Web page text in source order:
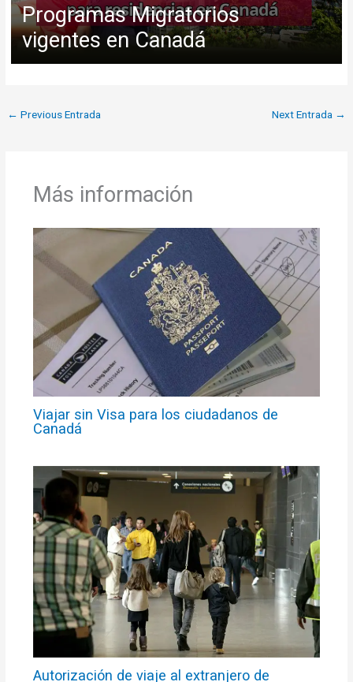
Programas Migratorios
vigentes en Canadá
← Previous Entrada Next Entrada →
Más información
Viajar sin Visa para los ciudadanos de
Canadá
Autorización de viaje al extranjero de